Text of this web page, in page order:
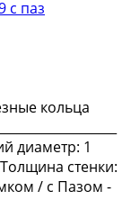
с паз
кольца
диаметр: 1
стенки:
/ с Пазом -